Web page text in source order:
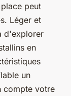
peut
Léger et
d'explorer
en
un
compte votre